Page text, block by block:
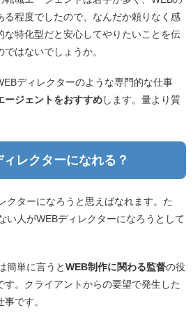
る程度でしたので、なんだか頼りなく感
な特化型だと安心してやりたいことを伝
はないでしょうか。
ディレクターのような専門的な仕事
ージェントをおすすめします。量より質
レクターになれる？
クターになろうと思えばなれます。た
い人がWEBディレクターになろうとして
簡単に言うとWEB制作に関わる監督の役
す。クライアントからの要望で発生した
です。